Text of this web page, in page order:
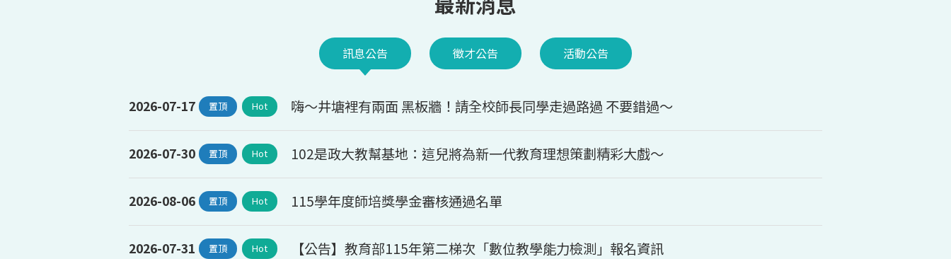
訊息公告 徵才公告 活動公告
2026-07-17 置頂 Hot 嗨～井塘裡有兩面 黑板牆！請全校師長同學走過路過 不要錯過～
2026-07-30 置頂 Hot 102是政大教幫基地：這兒將為新一代教育理想策劃精彩大戲～
2026-08-06 置頂 Hot 115學年度師培獎學金審核通過名單
2026-07-31 置頂 Hot 【公告】教育部115年第二梯次「數位教學能力檢測」報名資訊